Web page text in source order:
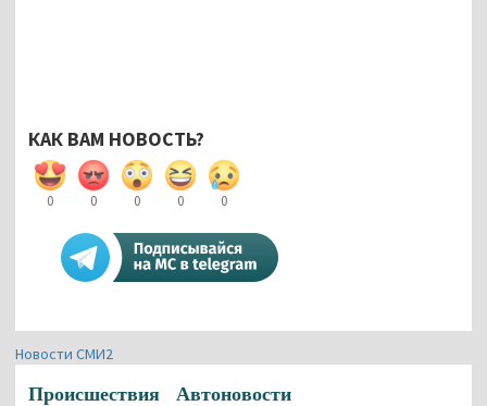
КАК ВАМ НОВОСТЬ?
0 0 0 0 0
Новости СМИ2
Происшествия Автоновости